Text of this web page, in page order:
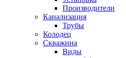
Производители
Канализация
Трубы
Колодец
Скважина
Виды